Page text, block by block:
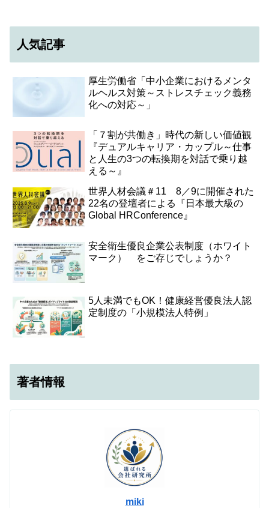
人気記事
厚生労働省「中小企業におけるメンタ
ルヘルス対策～ストレスチェック義務
化への対応～」
「７割が共働き」時代の新しい価値観
『デュアルキャリア・カップル～仕事
と人生の3つの転換期を対話で乗り越
える～』
世界人材会議＃11 8／9に開催された
22名の登壇者による『日本最大級の
Global HRConference』
安全衛生優良企業公表制度（ホワイト
マーク） をご存じでしょうか？
5人未満でもOK！健康経営優良法人認
定制度の「小規模法人特例」
著者情報
miki